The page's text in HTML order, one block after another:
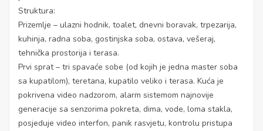
Struktura:
Prizemlje – ulazni hodnik, toalet, dnevni boravak, trpezarija,
kuhinja, radna soba, gostinjska soba, ostava, vešeraj,
tehnička prostorija i terasa.
Prvi sprat – tri spavaće sobe (od kojih je jedna master soba
sa kupatilom), teretana, kupatilo veliko i terasa. Kuća je
pokrivena video nadzorom, alarm sistemom najnovije
generacije sa senzorima pokreta, dima, vode, loma stakla,
posjeduje video interfon, panik rasvjetu, kontrolu pristupa